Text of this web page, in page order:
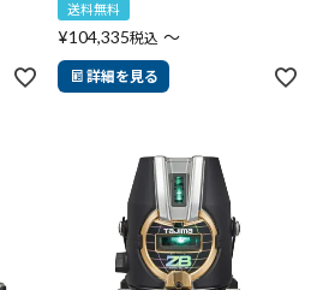
送料無料
¥104,335税込 〜
詳細を見る